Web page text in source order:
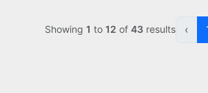
Showing 1 to 12 of 43 results ‹